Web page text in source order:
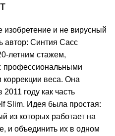
и не вирусный
автор: Синтия Сасс
летним стажем,
профессиональными
веса. Она
2011 году как часть
Slim. Идея была простая:
из которых работает на
и объединить их в одном